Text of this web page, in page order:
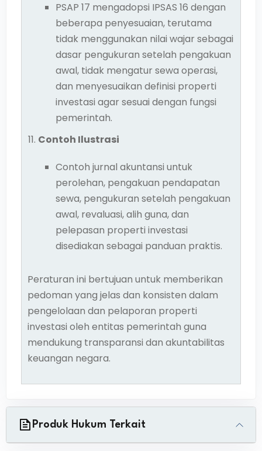
PSAP 17 mengadopsi IPSAS 16 dengan
beberapa penyesuaian, terutama
tidak menggunakan nilai wajar sebagai
dasar pengukuran setelah pengakuan
awal, tidak mengatur sewa operasi,
dan menyesuaikan definisi properti
investasi agar sesuai dengan fungsi
pemerintah.
Contoh Ilustrasi
Contoh jurnal akuntansi untuk
perolehan, pengakuan pendapatan
sewa, pengukuran setelah pengakuan
awal, revaluasi, alih guna, dan
pelepasan properti investasi
disediakan sebagai panduan praktis.
Peraturan ini bertujuan untuk memberikan
pedoman yang jelas dan konsisten dalam
pengelolaan dan pelaporan properti
investasi oleh entitas pemerintah guna
mendukung transparansi dan akuntabilitas
keuangan negara.
Produk Hukum Terkait